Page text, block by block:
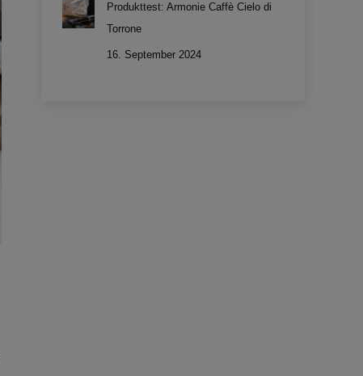
Produkttest: Armonie Caffè Cielo di
Torrone
16. September 2024